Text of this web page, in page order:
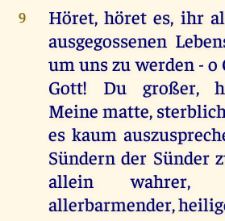
9
Höret, höret es, ihr
ausgegossenen
um uns zu werden - o
Gott! Du großer,
Meine matte,
es kaum
Sündern der Sünder
allein wahrer,
allerbarmender,